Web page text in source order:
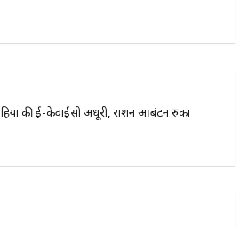
की ई-केवाईसी अधूरी, राशन आबंटन रुका